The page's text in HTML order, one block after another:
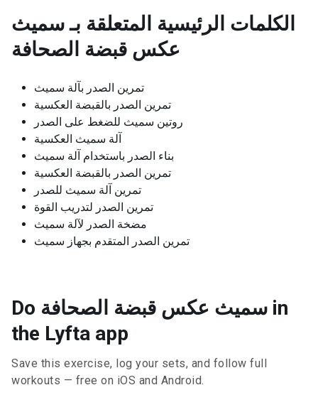
الكلمات الرئيسية المتعلقة بـ سميث
عكس قبضة الصحافة
تمرين الصدر بآلة سميث
تمرين الصدر بالقبضة العكسية
روتين سميث للضغط على الصدر
آلة سميث العكسية
بناء الصدر باستخدام آلة سميث
تمرين الصدر بالقبضة العكسية
تمرين آلة سميث للصدر
تمرين الصدر لتدريب القوة
مضخة الصدر لآلة سميث
تمرين الصدر المتقدم بجهاز سميث
Do سميث عكس قبضة الصحافة in
the Lyfta app
Save this exercise, log your sets, and follow full
workouts — free on iOS and Android.